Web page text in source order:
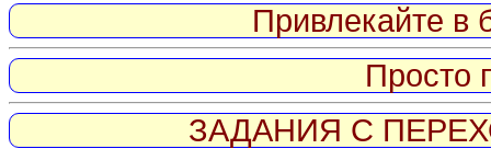
Привлекайте в
Просто
ЗАДАНИЯ С